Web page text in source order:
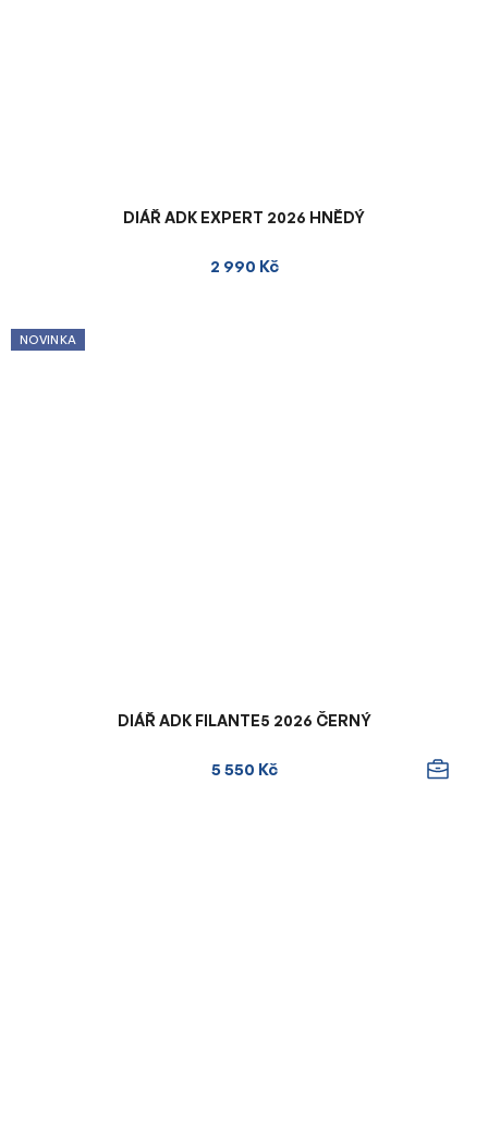
DIÁŘ ADK EXPERT 2026 HNĚDÝ
2 990 Kč
NOVINKA
DIÁŘ ADK FILANTE5 2026 ČERNÝ
5 550 Kč